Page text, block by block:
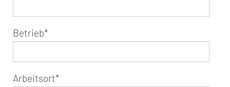
Betrieb*
Arbeitsort*